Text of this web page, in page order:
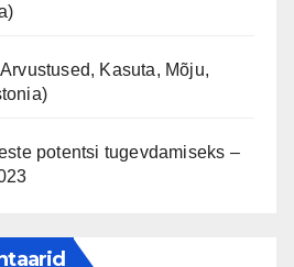
Kasuta, Mõju,
potentsi tugevdamiseks –